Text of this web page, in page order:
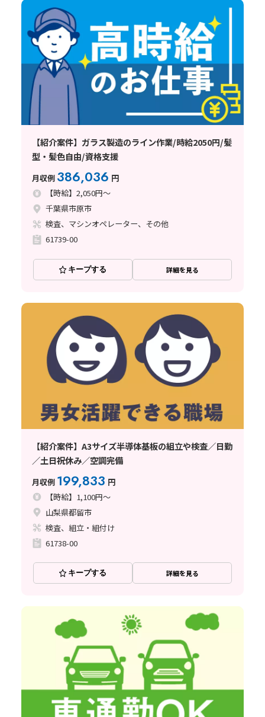
【紹介案件】ガラス製造のライン作業/時給2050円/髪
型・髪色自由/資格支援
月収例 386,036 円
【時給】2,050円～
千葉県市原市
検査、マシンオペレーター、その他
61739-00
キープする 詳細を見る
【紹介案件】A3サイズ半導体基板の組立や検査／日勤
／土日祝休み／空調完備
月収例 199,833 円
【時給】1,100円～
山梨県都留市
検査、組立・組付け
61738-00
キープする 詳細を見る